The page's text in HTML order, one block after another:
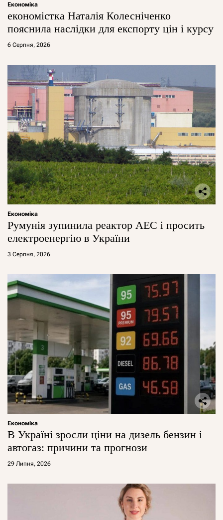
Економіка
економістка Наталія Колесніченко
пояснила наслідки для експорту цін і курсу
6 Серпня, 2026
Економіка
Румунія зупинила реактор АЕС і просить
електроенергію в України
3 Серпня, 2026
Економіка
В Україні зросли ціни на дизель бензин і
автогаз: причини та прогнози
29 Липня, 2026